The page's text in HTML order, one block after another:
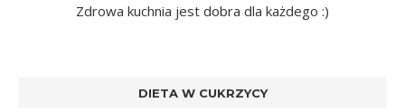
Zdrowa kuchnia jest dobra dla każdego :)
DIETA W CUKRZYCY